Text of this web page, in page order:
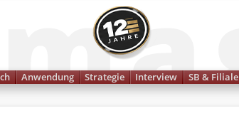
Anwendung Strategie Interview SB & Filiale